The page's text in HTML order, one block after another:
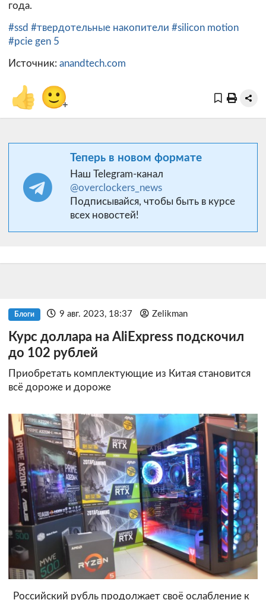
года.
#ssd #твердотельные накопители #silicon motion
#pcie gen 5
Источник: anandtech.com
👍 🙂+
Теперь в новом формате
Наш Telegram-канал
@overclockers_news
Подписывайся, чтобы быть в курсе
всех новостей!
Блоги 9 авг. 2023, 18:37 Zelikman
Курс доллара на AliExpress подскочил
до 102 рублей
Приобретать комплектующие из Китая становится
всё дороже и дороже
Российский рубль продолжает своё ослабление к